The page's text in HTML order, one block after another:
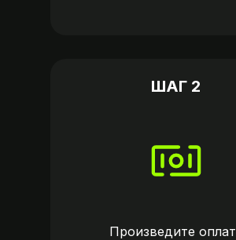
Произведите
ШАГ 2